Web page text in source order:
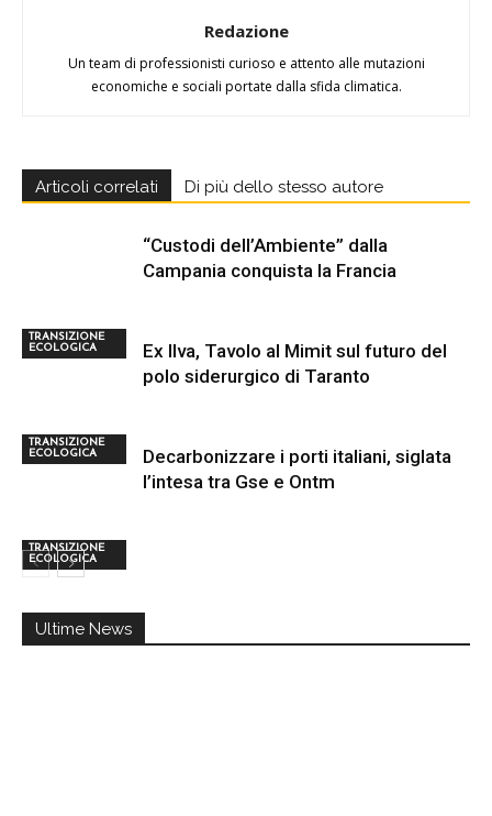
Redazione
Un team di professionisti curioso e attento alle mutazioni
economiche e sociali portate dalla sfida climatica.
Articoli correlati Di più dello stesso autore
TRANSIZIONE
ECOLOGICA
“Custodi dell’Ambiente” dalla
Campania conquista la Francia
TRANSIZIONE
ECOLOGICA
Ex Ilva, Tavolo al Mimit sul futuro del
polo siderurgico di Taranto
TRANSIZIONE
ECOLOGICA
Decarbonizzare i porti italiani, siglata
l’intesa tra Gse e Ontm
Ultime News